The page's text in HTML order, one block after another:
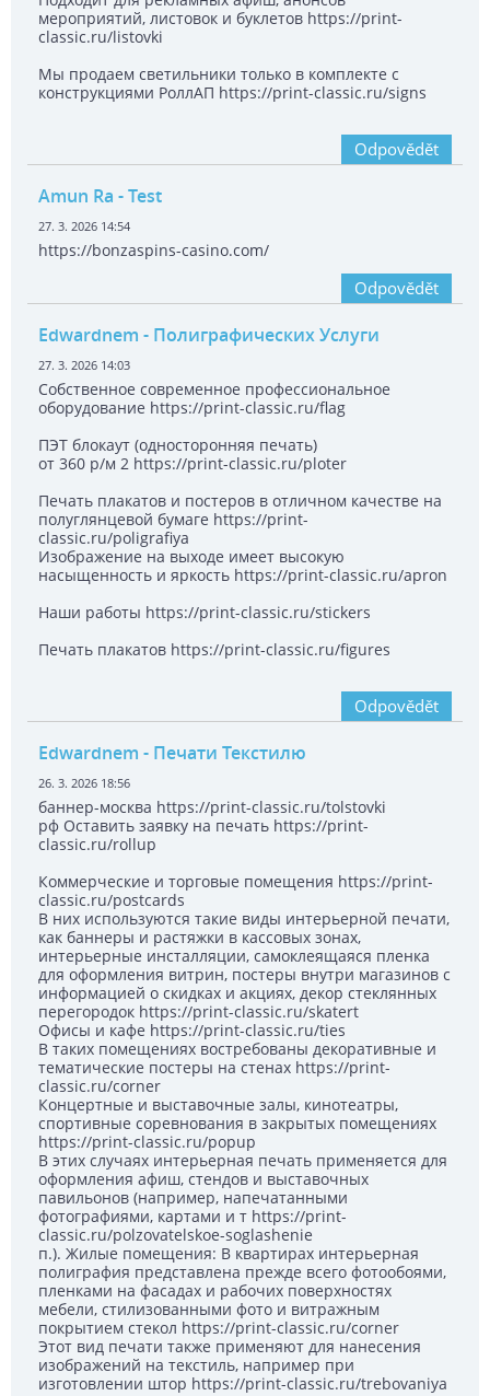
мероприятий, листовок и буклетов https://print-
classic.ru/listovki
Мы продаем светильники только в комплекте с
конструкциями РоллАП https://print-classic.ru/signs
Odpovědět
Amun Ra - Test
27. 3. 2026 14:54
https://bonzaspins-casino.com/
Odpovědět
Edwardnem - Полиграфических Услуги
27. 3. 2026 14:03
Собственное современное профессиональное
оборудование https://print-classic.ru/flag
ПЭТ блокаут (односторонняя печать)
от 360 р/м 2 https://print-classic.ru/ploter
Печать плакатов и постеров в отличном качестве на
полуглянцевой бумаге https://print-
classic.ru/poligrafiya
Изображение на выходе имеет высокую
насыщенность и яркость https://print-classic.ru/apron
Наши работы https://print-classic.ru/stickers
Печать плакатов https://print-classic.ru/figures
Odpovědět
Edwardnem - Печати Текстилю
26. 3. 2026 18:56
баннер-москва https://print-classic.ru/tolstovki
рф Оставить заявку на печать https://print-
classic.ru/rollup
Коммерческие и торговые помещения https://print-
classic.ru/postcards
В них используются такие виды интерьерной печати,
как баннеры и растяжки в кассовых зонах,
интерьерные инсталляции, самоклеящаяся пленка
для оформления витрин, постеры внутри магазинов с
информацией о скидках и акциях, декор стеклянных
перегородок https://print-classic.ru/skatert
Офисы и кафе https://print-classic.ru/ties
В таких помещениях востребованы декоративные и
тематические постеры на стенах https://print-
classic.ru/corner
Концертные и выставочные залы, кинотеатры,
спортивные соревнования в закрытых помещениях
https://print-classic.ru/popup
В этих случаях интерьерная печать применяется для
оформления афиш, стендов и выставочных
павильонов (например, напечатанными
фотографиями, картами и т https://print-
classic.ru/polzovatelskoe-soglashenie
п.). Жилые помещения: В квартирах интерьерная
полиграфия представлена прежде всего фотообоями,
пленками на фасадах и рабочих поверхностях
мебели, стилизованными фото и витражным
покрытием стекол https://print-classic.ru/corner
Этот вид печати также применяют для нанесения
изображений на текстиль, например при
изготовлении штор https://print-classic.ru/trebovaniya